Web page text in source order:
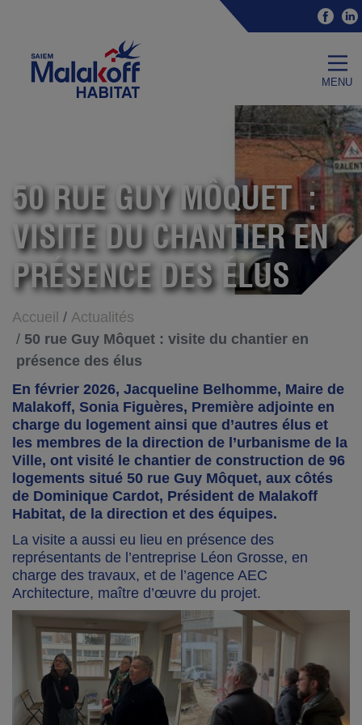
Malakoff Habitat
50 RUE GUY MÔQUET :
VISITE DU CHANTIER EN
PRÉSENCE DES ÉLUS
Accueil
Actualités
50 rue Guy Môquet : visite du chantier en
présence des élus
En février 2026, Jacqueline Belhomme, Maire de
Malakoff, Sonia Figuères, Première adjointe en
charge du logement ainsi que d’autres élus et
les membres de la direction de l’urbanisme de la
Ville, ont visité le chantier de construction de 96
logements situé 50 rue Guy Môquet, aux côtés
de Dominique Cardot, Président de Malakoff
Habitat, de la direction et des équipes.
La visite a aussi eu lieu en présence des
représentants de l’entreprise Léon Grosse, en
charge des travaux, et de l’agence AEC
Architecture, maître d’œuvre du projet.